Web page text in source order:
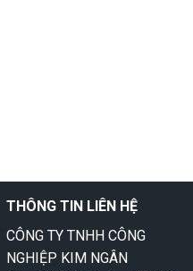
THÔNG TIN LIÊN HỆ
CÔNG TY TNHH CÔNG
NGHIỆP KIM NGÂN